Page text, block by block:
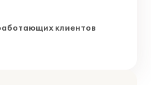
клиентов